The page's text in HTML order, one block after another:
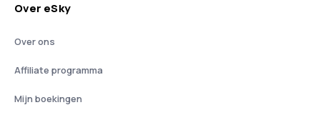
Over eSky
Over ons
Affiliate programma
Mijn boekingen